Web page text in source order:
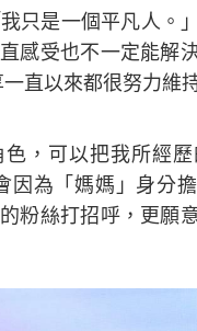
只是一個平凡人。
感受也不一定能解
直以來都很努力維
，可以把我所經
因為「媽媽」身分
粉絲打招呼，更願